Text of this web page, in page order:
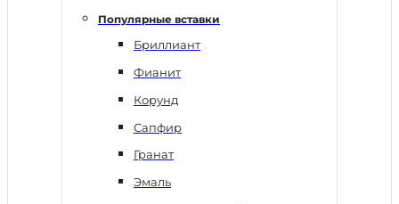
Популярные вставки
Бриллиант
Фианит
Корунд
Сапфир
Гранат
Эмаль